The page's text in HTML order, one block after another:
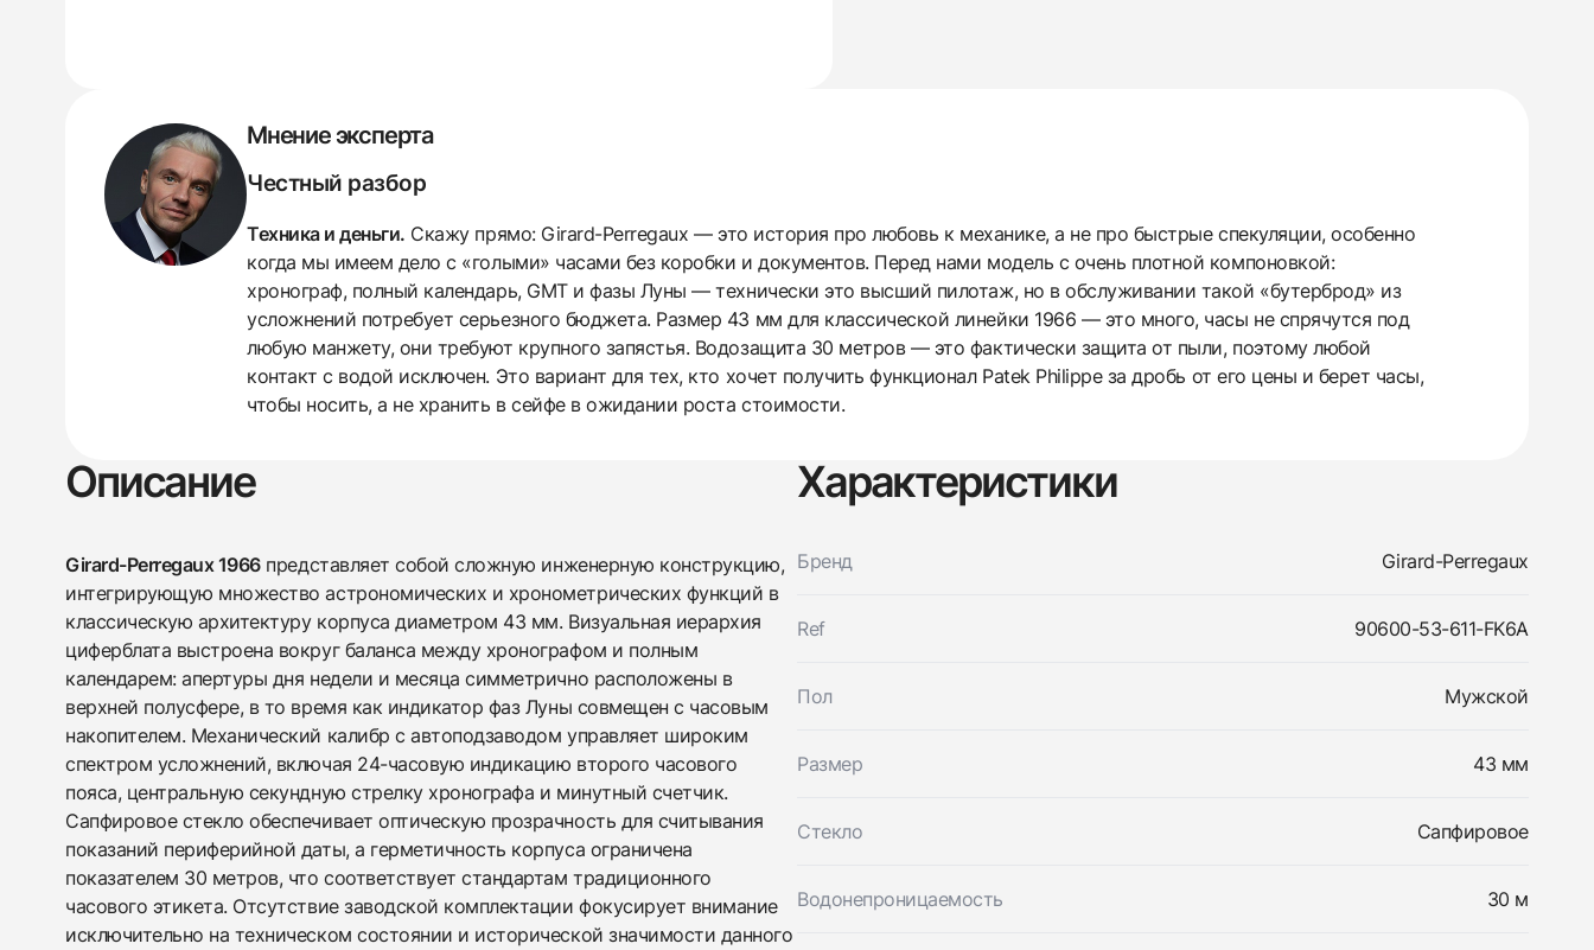
438
285
145
142
205
204
195
150
6
Мнение эксперта
Честный разбор
Техника и деньги. Скажу прямо: Girard-Perregaux — это история про любовь к механике, а не про быстрые спекуляции, особенно
когда мы имеем дело с «голыми» часами без коробки и документов. Перед нами модель с очень плотной компоновкой:
хронограф, полный календарь, GMT и фазы Луны — технически это высший пилотаж, но в обслуживании такой «бутерброд» из
усложнений потребует серьезного бюджета. Размер 43 мм для классической линейки 1966 — это много, часы не спрячутся под
любую манжету, они требуют крупного запястья. Водозащита 30 метров — это фактически защита от пыли, поэтому любой
контакт с водой исключен. Это вариант для тех, кто хочет получить функционал Patek Philippe за дробь от его цены и берет часы,
чтобы носить, а не хранить в сейфе в ожидании роста стоимости.
Описание
Girard-Perregaux 1966представляет собой сложную инженерную конструкцию,
интегрирующую множество астрономических и хронометрических функций в
классическую архитектуру корпуса диаметром 43 мм. Визуальная иерархия
циферблата выстроена вокруг баланса между хронографом и полным
календарем: апертуры дня недели и месяца симметрично расположены в
верхней полусфере, в то время как индикатор фаз Луны совмещен с часовым
накопителем. Механический калибр с автоподзаводом управляет широким
спектром усложнений, включая 24-часовую индикацию второго часового
пояса, центральную секундную стрелку хронографа и минутный счетчик.
Сапфировое стекло обеспечивает оптическую прозрачность для считывания
показаний периферийной даты, а герметичность корпуса ограничена
показателем 30 метров, что соответствует стандартам традиционного
часового этикета. Отсутствие заводской комплектации фокусирует внимание
исключительно на техническом состоянии и исторической значимости данного
Характеристики
Бренд Girard-Perregaux
Ref 90600-53-611-FK6A
Пол Мужской
Размер 43 мм
Стекло Сапфировое
Водонепроницаемость 30 м
Заказать эти часы
Оставьте ваши контактные данные и мы свяжемся с
вами
Girard-Perregaux
BMW Oracle R&D 01 Perpetual Calendar
Хорошее
$18,550
Трейд-ин часов
Оставьте ваши контактные данные и мы свяжемся с
вами
BMW Oracle R&D 01 Perpetual Calendar
Хорошее
$18,550